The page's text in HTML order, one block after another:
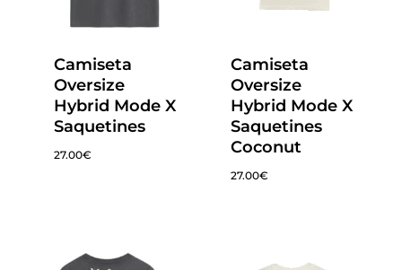
Camiseta
Oversize
Hybrid Mode X
Saquetines
27.00€
Camiseta
Oversize
Hybrid Mode X
Saquetines
Coconut
27.00€